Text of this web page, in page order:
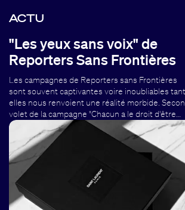
ACTU
"Les yeux sans voix" de
Reporters Sans Frontières
Les campagnes de Reporters sans Frontières
sont souvent captivantes voire inoubliables tant
elles nous renvoient une réalité morbide.
volet de la campagne "Chacun a le droit d'être…